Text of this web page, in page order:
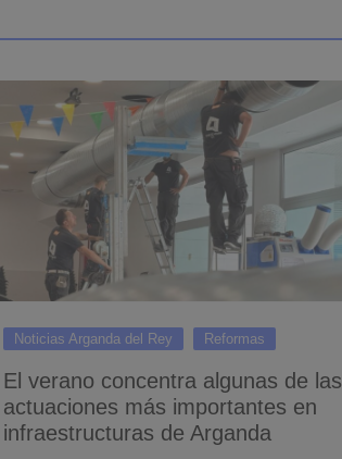
Noticias Arganda del Rey Reformas
El verano concentra algunas de las
actuaciones más importantes en
infraestructuras de Arganda